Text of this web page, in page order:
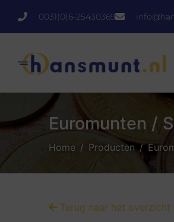
0031(0)6-25430369
Euromunten /
Home Producten
Terug naar het overzicht